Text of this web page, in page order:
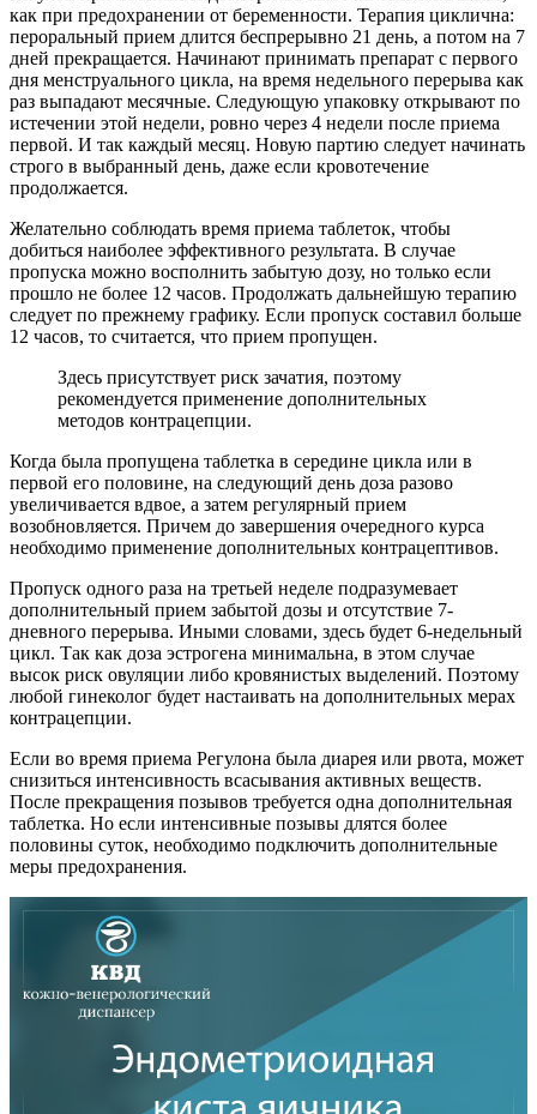
как при предохранении от беременности. Терапия циклична:
пероральный прием длится беспрерывно 21 день, а потом на 7
дней прекращается. Начинают принимать препарат с первого
дня менструального цикла, на время недельного перерыва как
раз выпадают месячные. Следующую упаковку открывают по
истечении этой недели, ровно через 4 недели после приема
первой. И так каждый месяц. Новую партию следует начинать
строго в выбранный день, даже если кровотечение
продолжается.
Желательно соблюдать время приема таблеток, чтобы
добиться наиболее эффективного результата. В случае
пропуска можно восполнить забытую дозу, но только если
прошло не более 12 часов. Продолжать дальнейшую терапию
следует по прежнему графику. Если пропуск составил больше
12 часов, то считается, что прием пропущен.
Здесь присутствует риск зачатия, поэтому
рекомендуется применение дополнительных
методов контрацепции.
Когда была пропущена таблетка в середине цикла или в
первой его половине, на следующий день доза разово
увеличивается вдвое, а затем регулярный прием
возобновляется. Причем до завершения очередного курса
необходимо применение дополнительных контрацептивов.
Пропуск одного раза на третьей неделе подразумевает
дополнительный прием забытой дозы и отсутствие 7-
дневного перерыва. Иными словами, здесь будет 6-недельный
цикл. Так как доза эстрогена минимальна, в этом случае
высок риск овуляции либо кровянистых выделений. Поэтому
любой гинеколог будет настаивать на дополнительных мерах
контрацепции.
Если во время приема Регулона была диарея или рвота, может
снизиться интенсивность всасывания активных веществ.
После прекращения позывов требуется одна дополнительная
таблетка. Но если интенсивные позывы длятся более
половины суток, необходимо подключить дополнительные
меры предохранения.